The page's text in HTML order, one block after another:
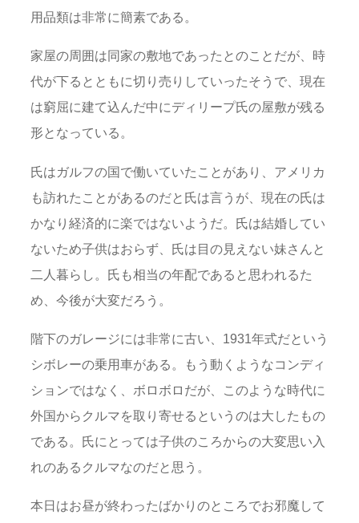
用品類は非常に簡素である。
家屋の周囲は同家の敷地であったとのことだが、時
代が下るとともに切り売りしていったそうで、現在
は窮屈に建て込んだ中にディリープ氏の屋敷が残る
形となっている。
氏はガルフの国で働いていたことがあり、アメリカ
も訪れたことがあるのだと氏は言うが、現在の氏は
かなり経済的に楽ではないようだ。氏は結婚してい
ないため子供はおらず、氏は目の見えない妹さんと
二人暮らし。氏も相当の年配であると思われるた
め、今後が大変だろう。
階下のガレージには非常に古い、1931年式だという
シボレーの乗用車がある。もう動くようなコンディ
ションではなく、ボロボロだが、このような時代に
外国からクルマを取り寄せるというのは大したもの
である。氏にとっては子供のころからの大変思い入
れのあるクルマなのだと思う。
本日はお昼が終わったばかりのところでお邪魔して